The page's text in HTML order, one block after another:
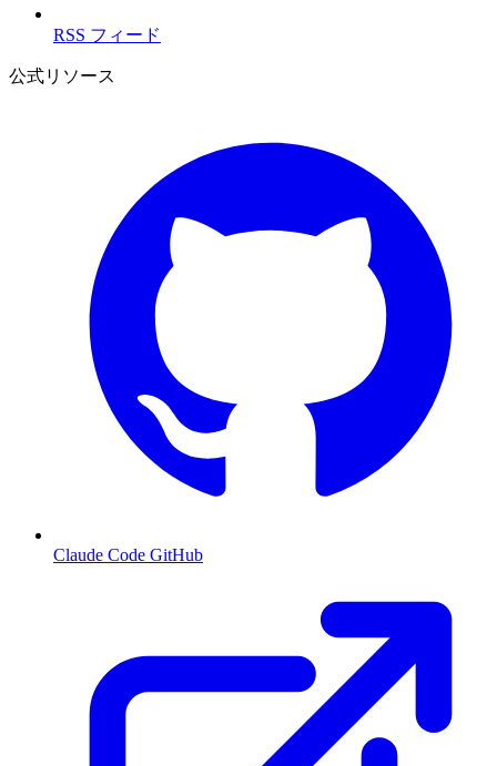
RSS フィード
公式リソース
Claude Code GitHub